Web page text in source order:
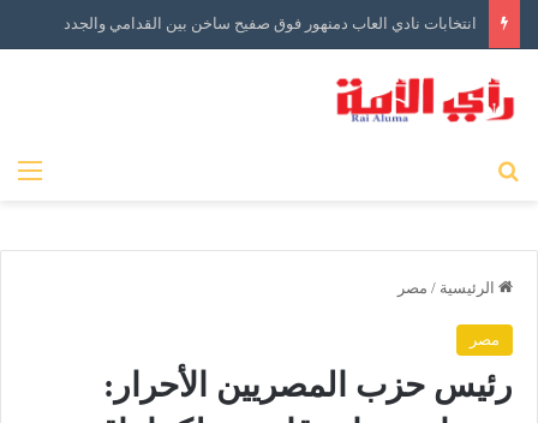
انتخابات نادي العاب دمنهور فوق صفيح ساخن بين القدامي والجدد
الرئيسية / مصر
مصر
رئيس حزب المصريين الأحرار: